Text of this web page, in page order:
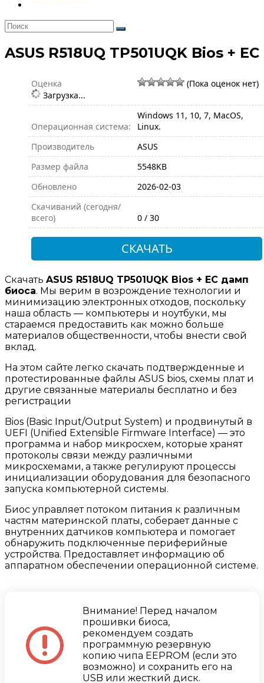
ASUS R518UQ TP501UQK Bios + EC
Оценка
(Пока оценок нет)
Загрузка...
Операционная система:
Windows 11, 10, 7, MacOS,
Linux.
Производитель
ASUS
Размер файла
5548KB
Обновлено
2026-02-03
Скачиваний (сегодня/
всего)
0 / 30
СКАЧАТЬ
Скачать ASUS R518UQ TP501UQK Bios + EC дамп
биоса. Мы верим в возрождение технологии и
минимизацию электронных отходов, поскольку
наша область — компьютеры и ноутбуки, мы
стараемся предоставить как можно больше
материалов общественности, чтобы внести свой
вклад.
На этом сайте легко скачать подтвержденные и
протестированные файлы ASUS bios, схемы плат и
другие связанные материалы бесплатно и без
регистрации
Bios (Basic Input/Output System) и продвинутый в
UEFI (Unified Extensible Firmware Interface) — это
программа и набор микросхем, которые хранят
протоколы связи между различными
микросхемами, а также регулируют процессы
инициализации оборудования для безопасного
запуска компьютерной системы.
Биос управляет потоком питания к различным
частям материнской платы, соберает данные с
внутренних датчиков компьютера и помогает
обнаружить подключенные периферийные
устройства. Предоставляет информацию об
аппаратном обеспечении операционной системе.
Внимание! Перед началом
прошивки биоса,
рекомендуем создать
программную резервную
копию чипа EEPROM (если это
возможно) и сохранить его на
USB или жесткий диск.